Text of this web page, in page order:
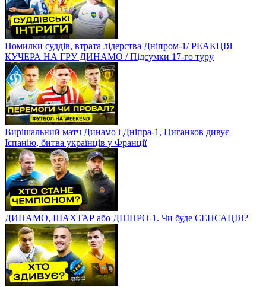
Помилки суддів, втрата лідерства Дніпром-1/ РЕАКЦІЯ
КУЧЕРА НА ГРУ ДИНАМО / Підсумки 17-го туру
Вирішальний матч Динамо і Дніпра-1, Циганков дивує
Іспанію, битва українців у Франції
ДИНАМО, ШАХТАР або ДНІПРО-1. Чи буде СЕНСАЦІЯ?